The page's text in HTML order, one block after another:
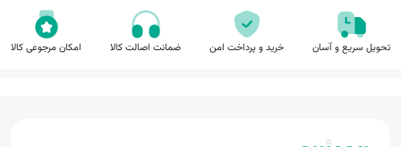
تحویل سریع و آسان خرید و پرداخت امن ضمانت اصالت کالا امکان مرجوعی کالا